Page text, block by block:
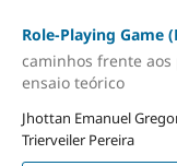
Role-Playing Game
caminhos frente
ensaio teórico
Jhottan Emanuel
Trierveiler Pereira